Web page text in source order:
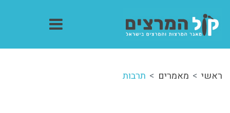
ראשי מאמרים תרבות